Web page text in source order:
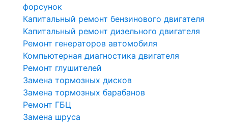
форсунок
Капитальный ремонт бензинового двигателя
Капитальный ремонт дизельного двигателя
Ремонт генераторов автомобиля
Компьютерная диагностика двигателя
Ремонт глушителей
Замена тормозных дисков
Замена тормозных барабанов
Ремонт ГБЦ
Замена шруса